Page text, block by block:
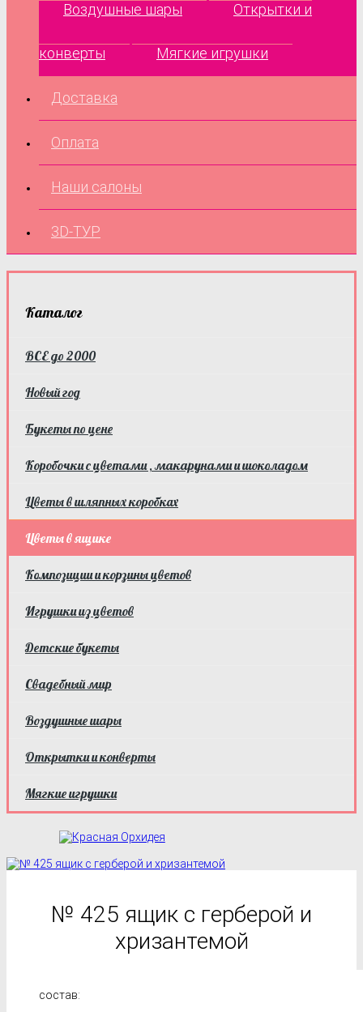
Воздушные шары Открытки и
конверты Мягкие игрушки
Доставка
Оплата
Наши салоны
3D-ТУР
Каталог
ВСЕ до 2000
Новый год
Букеты по цене
Коробочки с цветами , макарунами и шоколадом
Цветы в шляпных коробках
Цветы в ящике
Композиции и корзины цветов
Игрушки из цветов
Детские букеты
Свадебный мир
Воздушные шары
Открытки и конверты
Мягкие игрушки
№ 425 ящик с герберой и
хризантемой
состав: